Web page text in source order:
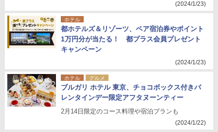
(2024/1/23)
ホテル
都ホテルズ＆リゾーツ、ペア宿泊券やポイント
1万円分が当たる！ 都プラス会員プレゼント
キャンペーン
(2024/1/23)
ホテル グルメ
ブルガリ ホテル 東京、チョコボックス付きバ
レンタインデー限定アフタヌーンティー
2月14日限定のコース料理や宿泊プランも
(2024/1/22)